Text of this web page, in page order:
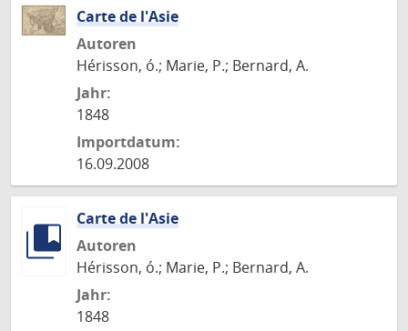
Carte de l'Asie
Autoren
Hérisson, ó.; Marie, P.; Bernard, A.
Jahr:
1848
Importdatum:
16.09.2008
Carte de l'Asie
Autoren
Hérisson, ó.; Marie, P.; Bernard, A.
Jahr:
1848